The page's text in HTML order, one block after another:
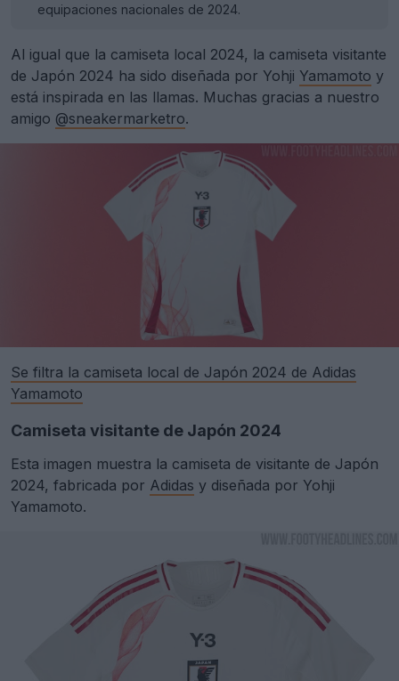
equipaciones nacionales de 2024.
Al igual que la camiseta local 2024, la camiseta visitante
de Japón 2024 ha sido diseñada por Yohji Yamamoto y
está inspirada en las llamas. Muchas gracias a nuestro
amigo @sneakermarketro.
Se filtra la camiseta local de Japón 2024 de Adidas
Yamamoto
Camiseta visitante de Japón 2024
Esta imagen muestra la camiseta de visitante de Japón
2024, fabricada por Adidas y diseñada por Yohji
Yamamoto.